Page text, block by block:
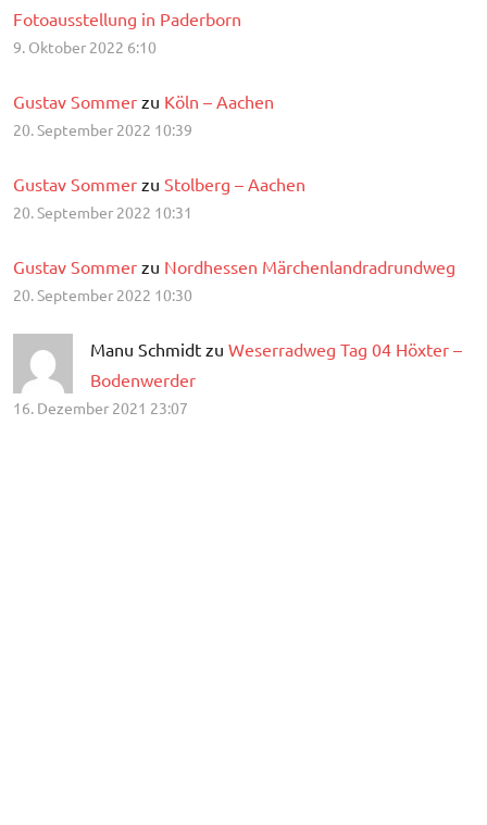
Fotoausstellung in Paderborn
9. Oktober 2022 6:10
Gustav Sommer zu Köln – Aachen
20. September 2022 10:39
Gustav Sommer zu Stolberg – Aachen
20. September 2022 10:31
Gustav Sommer zu Nordhessen Märchenlandradrundweg
20. September 2022 10:30
Manu Schmidt zu Weserradweg Tag 04 Höxter –
Bodenwerder
16. Dezember 2021 23:07